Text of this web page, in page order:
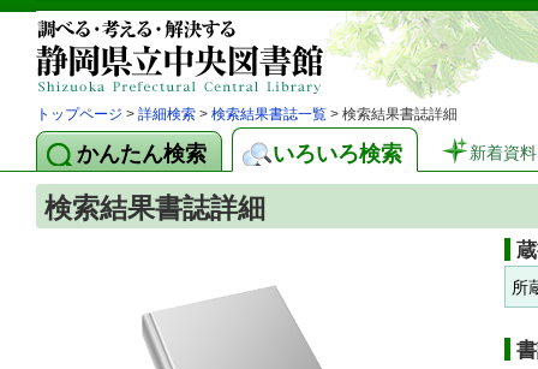
トップページ > 詳細検索 > 検索結果書誌一覧 > 検索結果書誌詳細
かんたん検索 いろいろ検索 新着資料
検索結果書誌詳細
所